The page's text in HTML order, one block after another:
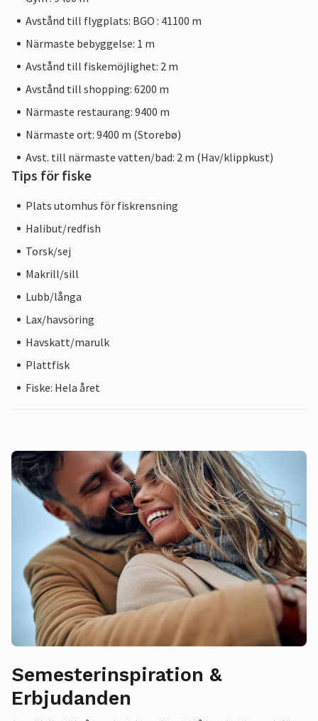
Avstånd till flygplats: BGO : 41100 m
Närmaste bebyggelse: 1 m
Avstånd till fiskemöjlighet: 2 m
Avstånd till shopping: 6200 m
Närmaste restaurang: 9400 m
Närmaste ort: 9400 m (Storebø)
Avst. till närmaste vatten/bad: 2 m (Hav/klippkust)
Tips för fiske
Plats utomhus för fiskrensning
Halibut/redfish
Torsk/sej
Makrill/sill
Lubb/långa
Lax/havsöring
Havskatt/marulk
Plattfisk
Fiske: Hela året
Semesterinspiration &
Erbjudanden